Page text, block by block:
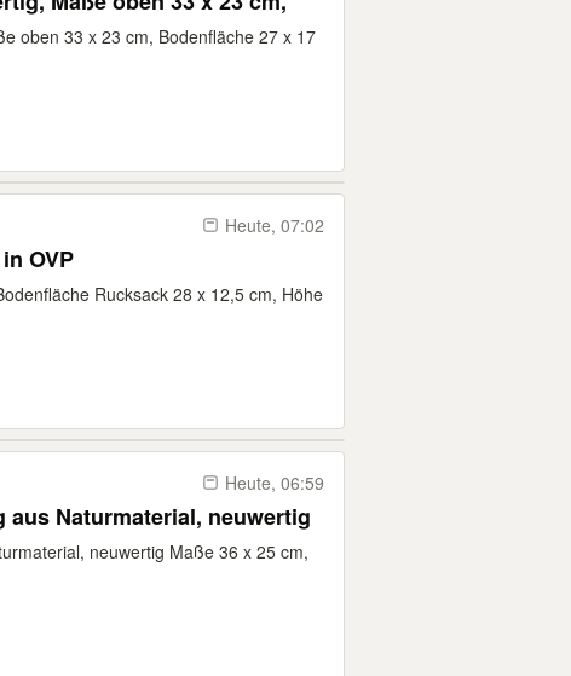
oben 33 x 23 cm, Bodenfläche 27 x 17
Heute, 07:02
OVP
Rucksack 28 x 12,5 cm, Höhe
Heute, 06:59
aus Naturmaterial, neuwertig
neuwertig Maße 36 x 25 cm,